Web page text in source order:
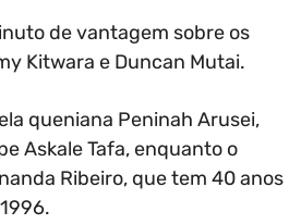
de vantagem sobre os
Kitwara e Duncan Mutai.
queniana Peninah Arusei,
Askale Tafa, enquanto o
Ribeiro, que tem 40 anos